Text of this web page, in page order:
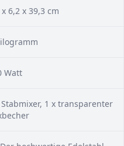
x 6,2 x 39,3 cm
Watt
Stabmixer, 1 x transparenter